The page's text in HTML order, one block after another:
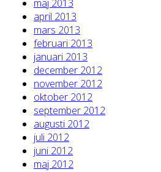
maj 2013
april 2013
mars 2013
februari 2013
januari 2013
december 2012
november 2012
oktober 2012
september 2012
augusti 2012
juli 2012
juni 2012
maj 2012